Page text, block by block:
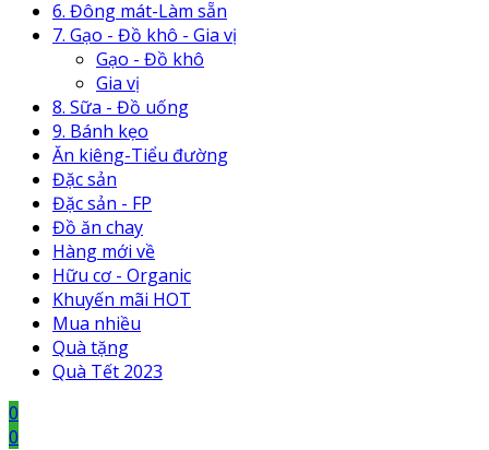
6. Đông mát-Làm sẵn
7. Gạo - Đồ khô - Gia vị
Gạo - Đồ khô
Gia vị
8. Sữa - Đồ uống
9. Bánh kẹo
Ăn kiêng-Tiểu đường
Đặc sản
Đặc sản - FP
Đồ ăn chay
Hàng mới về
Hữu cơ - Organic
Khuyến mãi HOT
Mua nhiều
Quà tặng
Quà Tết 2023
0
0